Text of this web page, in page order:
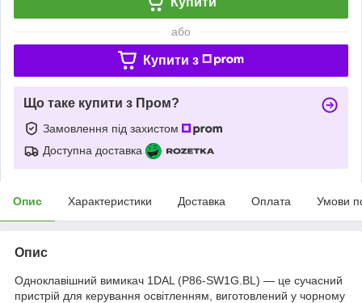
або
Купити з
Що таке купити з Пром?
Замовлення під захистом
Доступна доставка
Опис Характеристики Доставка Оплата Умови
Опис
Одноклавішний вимикач 1DAL (P86-SW1G.BL) — це сучасний
пристрій для керування освітленням, виготовлений у чорному